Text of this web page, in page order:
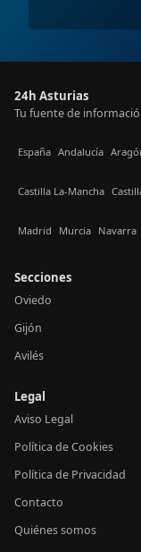
24h Asturias
Tu fuente de
España Andalucía
Castilla La-Mancha
Madrid Murcia Navarra
Secciones
Oviedo
Gijón
Avilés
Legal
Aviso Legal
Política de Cookies
Política de Privacidad
Contacto
Quiénes somos